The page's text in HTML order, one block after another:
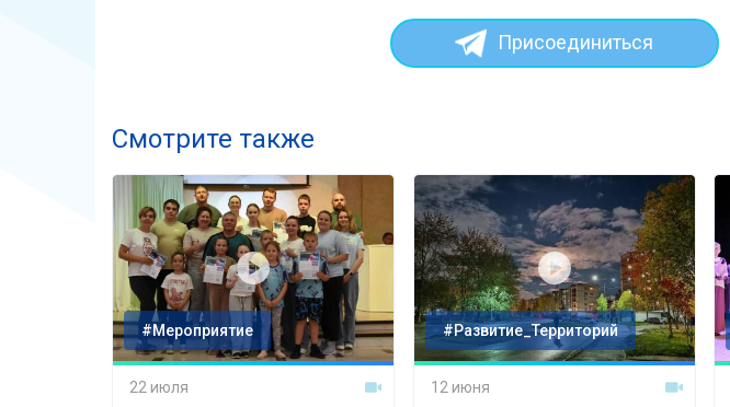
Присоединиться
Смотрите также
#Мероприятие
22 июля
#Развитие_Территорий
12 июня